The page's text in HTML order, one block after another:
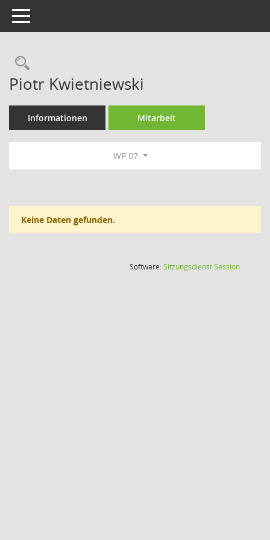
Toggle navigation
Rechercheauswahl
Piotr Kwietniewski
Informationen Mitarbeit
WP 07
Keine Daten gefunden.
Software:SitzungsdienstSession(Wird in